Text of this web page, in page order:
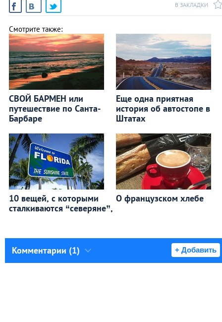
В ЗАКЛАДКИ
Смотрите также:
СВОЙ БАРМЕН или
путешествие по Санта-
Барбаре
Еще одна приятная
история об автостопе в
Штатах
10 вещей, с которыми
сталкиваются “северяне”,
О французском хлебе
Комментарии (1) + Добавить